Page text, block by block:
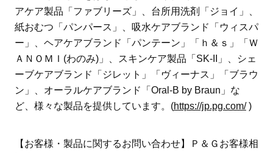
アケア製品「ファブリーズ」、台所用洗剤「ジョイ」、
紙おむつ「パンパース」、吸水ケアブランド「ウィスパ
ー」、ヘアケアブランド「パンテーン」「ｈ＆ｓ」「Ｗ
ＡＮＯＭＩ(わのみ)」、スキンケア製品「SK-II」、シェ
ーブケアブランド「ジレット」「ヴィーナス」「ブラウ
ン」、オーラルケアブランド「Oral-B by Braun」な
ど、様々な製品を提供しています。(https://jp.pg.com/)
【お客様・製品に関するお問い合わせ】Ｐ＆Ｇお客様相